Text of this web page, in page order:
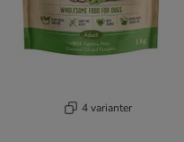
4 varianter